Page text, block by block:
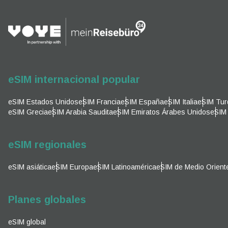
eSIM internacional popular
eSIM Estados UnidoseSIM FranciaeSIM EspañaeSIM ItaliaeSIM
eSIM GreciaeSIM Arabia SauditaeSIM Emiratos Árabes Unidos
eSIM regionales
eSIM asiáticaeSIM EuropaeSIM LatinoaméricaeSIM de Medio
Planes globales
eSIM global